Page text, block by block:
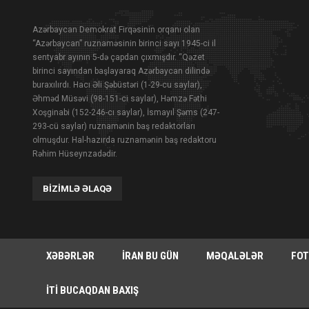
Azərbaycan Demokrat Firqəsinin orqanı olan
“Azərbaycan” ruznaməsinin birinci sayı 1945-ci il
sentyabr ayının 5-də çapdan çıxmışdır. “Qəzet
birinci sayından başlayaraq Azərbaycan dilində
buraxılırdı. Hacı Əli Şəbüstəri (1-29-cu saylar),
Əhməd Müsəvi (98-151-ci saylar), Həmzə Fəthi
Xoşginabi (152-246-cı saylar), İsmayıl Şəms (247-
293-cü saylar) ruznamənin baş redaktorları
olmuşdur. Hal-hazırda ruznamənin baş redaktoru
Rəhim Hüseynzadədir.
BIZIMLƏ ƏLAQƏ
XƏBƏRLƏR İRAN BU GÜN MƏQALƏLƏR
İTI BUCAQDAN BAXIŞ